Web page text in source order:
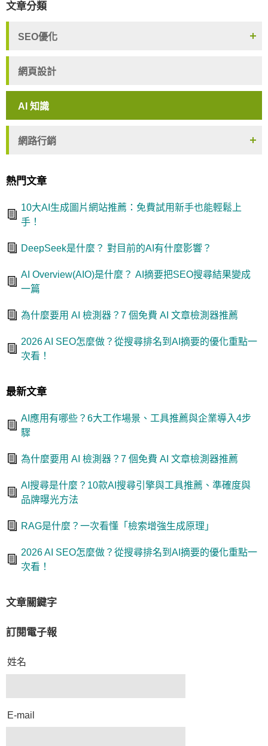
文章分類
SEO優化
網頁設計
AI 知識
網路行銷
熱門文章
10大AI生成圖片網站推薦：免費試用新手也能輕鬆上
手！
DeepSeek是什麼？ 對目前的AI有什麼影響？
AI Overview(AIO)是什麼？ AI摘要把SEO搜尋結果變成
一篇
為什麼要用 AI 檢測器？7 個免費 AI 文章檢測器推薦
2026 AI SEO怎麼做？從搜尋排名到AI摘要的優化重點一
次看！
最新文章
AI應用有哪些？6大工作場景、工具推薦與企業導入4步
驟
為什麼要用 AI 檢測器？7 個免費 AI 文章檢測器推薦
AI搜尋是什麼？10款AI搜尋引擎與工具推薦、準確度與
品牌曝光方法
RAG是什麼？一次看懂「檢索增強生成原理」
2026 AI SEO怎麼做？從搜尋排名到AI摘要的優化重點一
次看！
文章關鍵字
訂閱電子報
姓名
E-mail